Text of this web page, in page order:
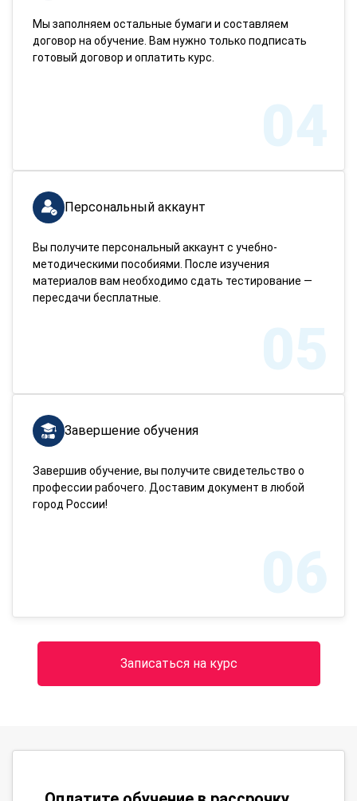
Мы заполняем остальные бумаги и составляем
договор на обучение. Вам нужно только подписать
готовый договор и оплатить курс.
04
Персональный аккаунт
Вы получите персональный аккаунт с учебно-
методическими пособиями. После изучения
материалов вам необходимо сдать тестирование —
пересдачи бесплатные.
05
Завершение обучения
Завершив обучение, вы получите свидетельство о
профессии рабочего. Доставим документ в любой
город России!
06
Записаться на курс